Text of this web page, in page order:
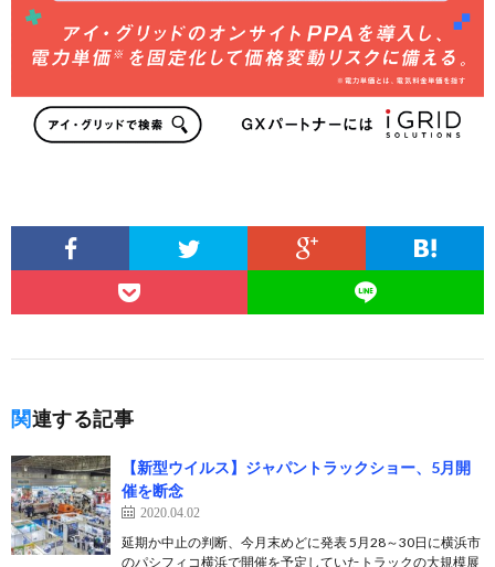
関連する記事
【新型ウイルス】ジャパントラックショー、5月開
催を断念
2020.04.02
延期か中止の判断、今月末めどに発表 5月28～30日に横浜市
のパシフィコ横浜で開催を予定していたトラックの大規模展